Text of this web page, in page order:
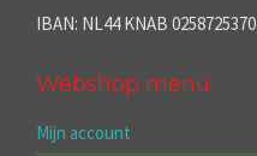
IBAN: NL44 KNAB 0258725370
Webshop menu
Mijn account